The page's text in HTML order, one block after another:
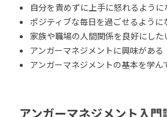
自分を責めずに上手に怒れるように
ポジティブな毎日を過ごせるように
家族や職場の人間関係を良好にした
アンガーマネジメントに興味がある
アンガーマネジメントの基本を学
アンガーマネジメント入